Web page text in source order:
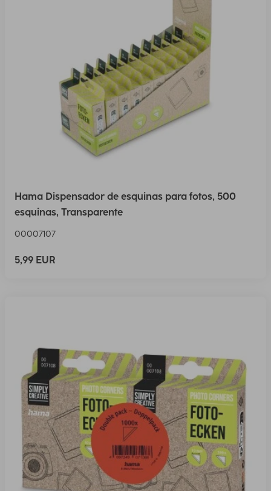
Hama Dispensador de esquinas para fotos, 500
esquinas, Transparente
00007107
5,99 EUR